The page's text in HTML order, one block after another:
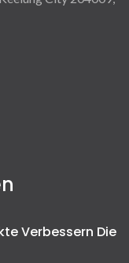
Verbessern Die